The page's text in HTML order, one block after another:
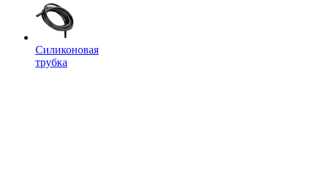
Силиконовая
трубка